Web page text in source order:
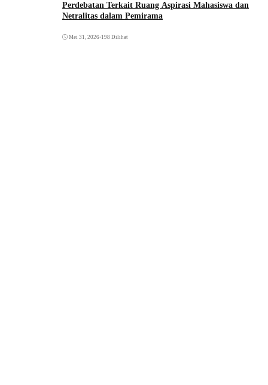
Perdebatan Terkait Ruang Aspirasi Mahasiswa dan
Netralitas dalam Pemirama
Mei 31, 2026•198 Dilihat